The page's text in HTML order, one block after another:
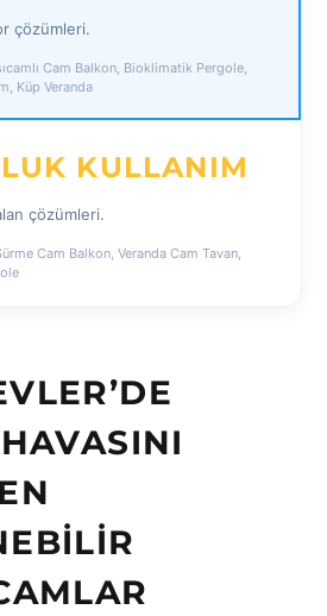
çözümleri.
Cam Balkon, Bioklimatik Pergole,
Küp Veranda
KULLANIM
çözümleri.
Cam Balkon, Veranda Cam Tavan,